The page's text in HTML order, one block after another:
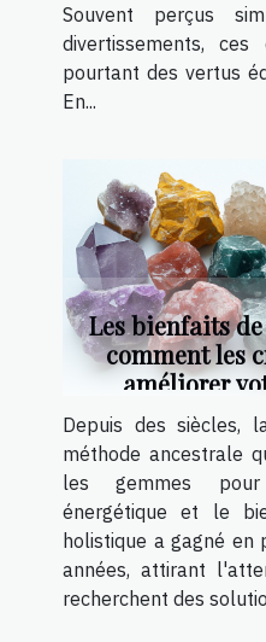
Souvent perçus
divertissements, ces
pourtant des vertus
En...
Les bienfaits
comment les
améliorer
Depuis des siècles,
méthode ancestrale
les gemmes
énergétique et le
holistique a gagné en
années, attirant
recherchent des